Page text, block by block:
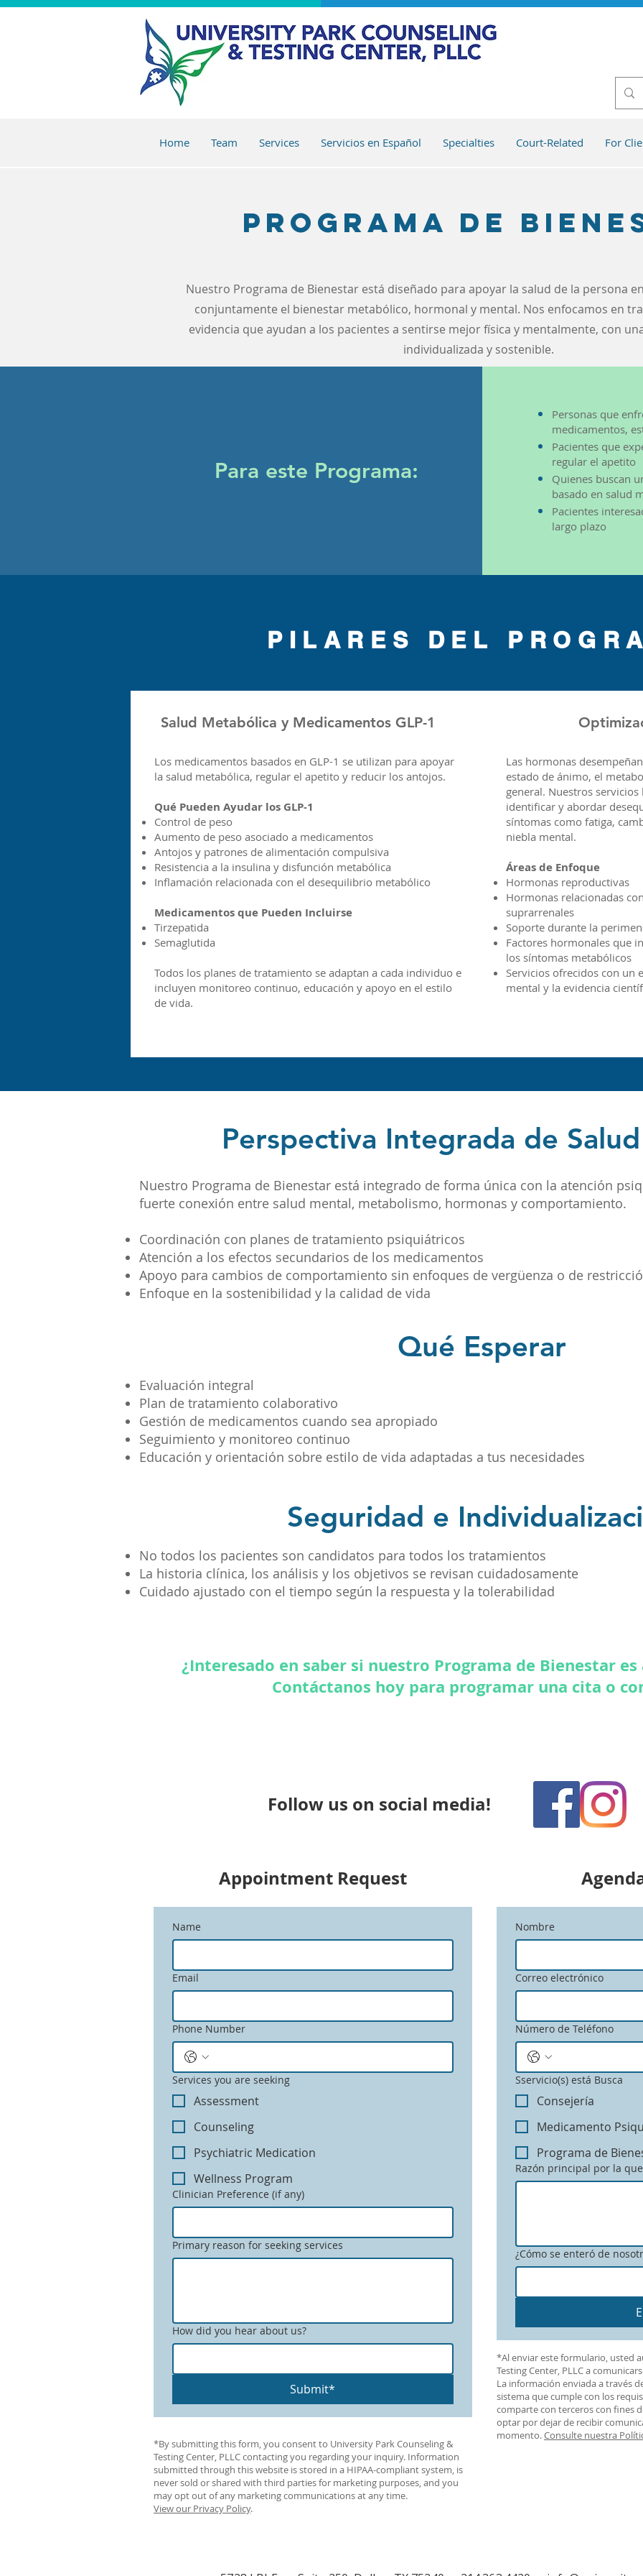
Home Team Services Servicios en Español Specialties Court-Related For
Programa de
Nuestro Programa de Bienestar está diseñado para apoyar la salud de la persona
conjuntamente el bienestar metabólico, hormonal y mental. Nos enfocamos en
evidencia que ayudan a los pacientes a sentirse mejor física y mentalmente, con
individualizada y sostenible.
Para este Programa:
Personas que
medicamentos,
Pacientes que
regular el apetito
Quienes buscan
basado en salud
Pacientes
largo plazo
PILARES DEL
Salud Metabólica y Medicamentos GLP-1
Los medicamentos basados en GLP-1 se utilizan para apoyar
la salud metabólica, regular el apetito y reducir los antojos.
Qué Pueden Ayudar los GLP-1
Control de peso
Aumento de peso asociado a medicamentos
Antojos y patrones de alimentación compulsiva
Resistencia a la insulina y disfunción metabólica
Inflamación relacionada con el desequilibrio metabólico
Medicamentos que Pueden Incluirse
Tirzepatida
Semaglutida
Todos los planes de tratamiento se adaptan a cada individuo e
incluyen monitoreo continuo, educación y apoyo en el estilo
de vida.
Las hormonas
estado de ánimo, el
general. Nuestros
identificar y abordar
síntomas como fatiga,
niebla mental.
Áreas de Enfoque
Hormonas reproductivas
Hormonas relacionadas
suprarrenales
Soporte durante la
Factores hormonales que
los síntomas metabólicos
Servicios ofrecidos con un
mental y la evidencia
Perspectiva Integrada de
Nuestro Programa de Bienestar está integrado de forma única con la atención
fuerte conexión entre salud mental, metabolismo, hormonas y comportamiento.
Coordinación con planes de tratamiento psiquiátricos
Atención a los efectos secundarios de los medicamentos
Apoyo para cambios de comportamiento sin enfoques de vergüenza o de
Enfoque en la sostenibilidad y la calidad de vida
Qué Esperar
Evaluación integral
Plan de tratamiento colaborativo
Gestión de medicamentos cuando sea apropiado
Seguimiento y monitoreo continuo
Educación y orientación sobre estilo de vida adaptadas a tus necesidades
Seguridad e
No todos los pacientes son candidatos para todos los tratamientos
La historia clínica, los análisis y los objetivos se revisan cuidadosamente
Cuidado ajustado con el tiempo según la respuesta y la tolerabilidad
¿Interesado en saber si nuestro Programa de Bienestar
Contáctanos hoy para programar una cita o
Follow us on social media!
AppointmentRequest
Name
Email
Phone Number
Services you are seeking
Assessment
Counseling
Psychiatric Medication
Wellness Program
Clinician Preference (if any)
Primary reason for seeking services
How did you hear about us?
Submit*
*By submitting this form, you consent to University Park Counseling &
Testing Center, PLLC contacting you regarding your inquiry. Information
submitted through this website is stored in a HIPAA-compliant system, is
never sold or shared with third parties for marketing purposes, and you
may opt out of any marketing communications at any time.
View our Privacy Policy.
Nombre
Correo electrónico
Número de Teléfono
Sservicio(s) está Busca
Consejería
Medicamento
Programa de
Razón principal por la
¿Cómo se enteró de
*Al enviar este formulario, usted
Testing Center, PLLC a
La información enviada a través
sistema que cumple con los
comparte con terceros con fines
optar por dejar de recibir
momento.Consulte nuestra